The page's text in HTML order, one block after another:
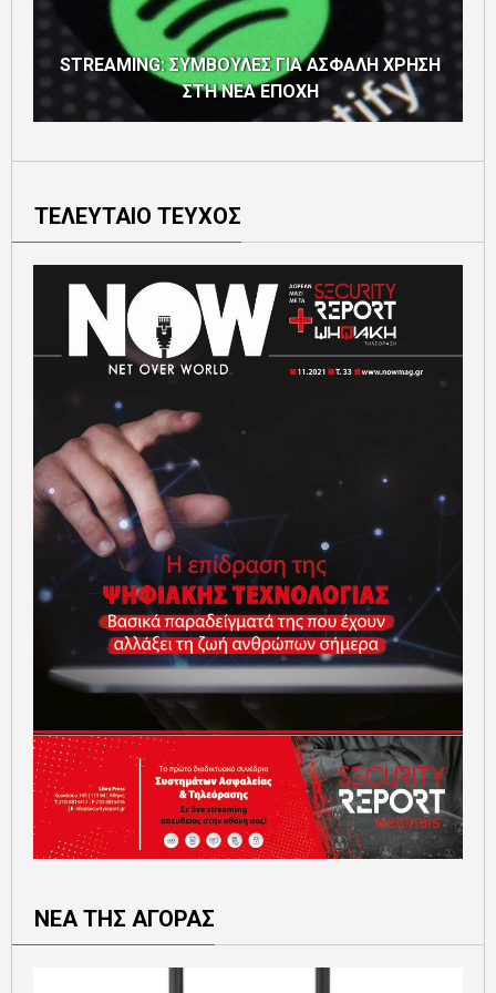
STREAMING: ΣΥΜΒΟΥΛΕΣ ΓΙΑ ΑΣΦΑΛΗ ΧΡΗΣΗ
ΣΤΗ ΝΕΑ ΕΠΟΧΗ
ΤΕΛΕΥΤΑΙΟ ΤΕΥΧΟΣ
ΝΕΑ ΤΗΣ ΑΓΟΡΑΣ